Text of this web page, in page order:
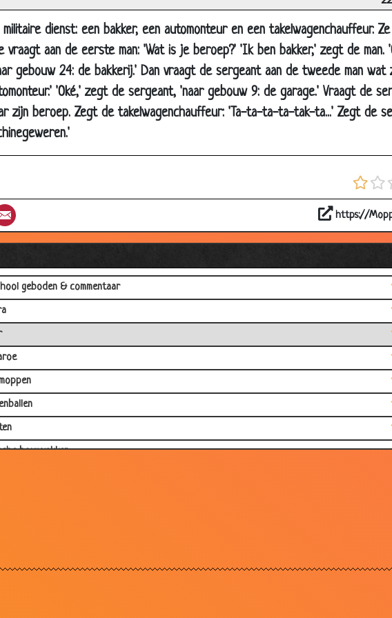
dienst: een bakker, een automonteur en een takelwagenchauffeur. Ze
aan de eerste man: 'Wat is je beroep?' 'Ik ben bakker,' zegt de man.
gebouw 24: de bakkerij.' Dan vraagt de sergeant aan de tweede man wat
'Oké,' zegt de sergeant, 'naar gebouw 9: de garage.' Vraagt de
zijn beroep. Zegt de takelwagenchauffeur: 'Ta-ta-ta-ta-tak-ta...' Zegt de
https://
en de domme slang
lul
geboden & commentaar
bouwvakker